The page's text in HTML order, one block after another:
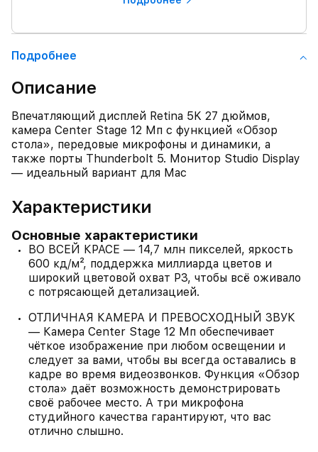
Подробнее
Описание
Впечатляющий дисплей Retina 5K 27 дюймов,
камера Center Stage 12 Мп с функцией «Обзор
стола», передовые микрофоны и динамики, а
также порты Thunderbolt 5. Монитор Studio Display
— идеальный вариант для Mac
Характеристики
Основные характеристики
ВО ВСЕЙ КРАСЕ — 14,7 млн пикселей, яркость
600 кд/м², поддержка миллиарда цветов и
широкий цветовой охват P3, чтобы всё оживало
с потрясающей детализацией.
ОТЛИЧНАЯ КАМЕРА И ПРЕВОСХОДНЫЙ ЗВУК
— Камера Center Stage 12 Мп обеспечивает
чёткое изображение при любом освещении и
следует за вами, чтобы вы всегда оставались в
кадре во время видеозвонков. Функция «Обзор
стола» даёт возможность демонстрировать
своё рабочее место. А три микрофона
студийного качества гарантируют, что вас
отлично слышно.